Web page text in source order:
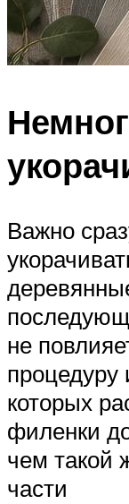
Важно
не
процедуру
которых
филенки
чем такой
части